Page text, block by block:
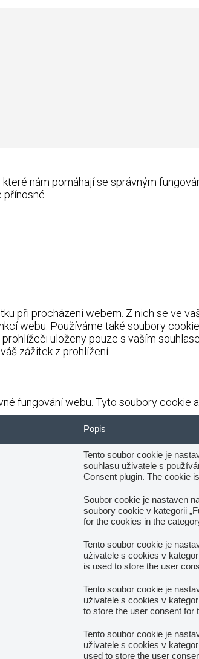
nám pomáhají se správným
při procházení webem. Z nich se ve
webu. Používáme také soubory
uloženy pouze s vaším
zážitek z prohlížení.
fungování webu. Tyto soubory cookie
Popis
Tento soubor cookie je
souhlasu uživatele s
Consent plugin. The cookie
Soubor cookie je nastaven
soubory cookie v kategorii
for the cookies in the
Tento soubor cookie je
uživatele s cookies v
is used to store the user
Tento soubor cookie je
uživatele s cookies v
to store the user consent for
Tento soubor cookie je
uživatele s cookies v
used to store the user